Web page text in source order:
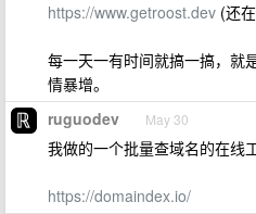
https://www.getroost.dev (还
每一天一有时间就搞一搞，就
情暴增。
ruguodev May 30
我做的一个批量查域名的在线
https://domaindex.io/